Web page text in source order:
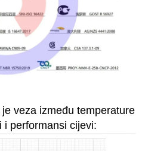
veza između temperature
i performansi cijevi: